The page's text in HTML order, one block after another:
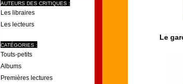
AUTEURS DES CRITIQUES :
Les libraires
Les lecteurs
CATÉGORIES :
Touts-petits
Albums
Premières lectures
Le